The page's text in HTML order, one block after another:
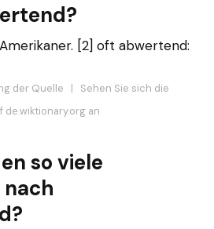
[2] oft abwertend:
der Quelle | Sehen Sie sich die
an
so viele